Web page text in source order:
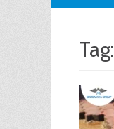
Menu
Tag: